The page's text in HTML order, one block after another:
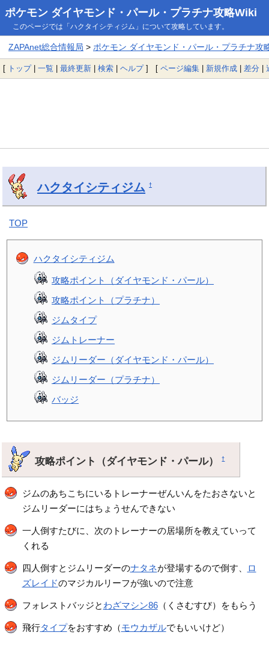
ポケモン ダイヤモンド・パール・プラチナ攻略Wiki
このページでは「ハクタイシティジム」について攻略しています。
ZAPAnet総合情報局 > ポケモン ダイヤモンド・パール・プラチナ攻
[ トップ| 一覧 | 最終更新 | 検索 | ヘルプ] [ ページ編集 | 新規作成 | 差分 |
ハクタイシティジム †
TOP
ハクタイシティジム
攻略ポイント（ダイヤモンド・パール）
攻略ポイント（プラチナ）
ジムタイプ
ジムトレーナー
ジムリーダー（ダイヤモンド・パール）
ジムリーダー（プラチナ）
バッジ
攻略ポイント（ダイヤモンド・パール）†
ジムのあちこちにいるトレーナーぜんいんをたおさないと
ジムリーダーにはちょうせんできない
一人倒すたびに、次のトレーナーの居場所を教えていって
くれる
四人倒すとジムリーダーのナタネが登場するので倒す、
ロ
ズレイドのマジカルリーフが強いので注意
フォレストバッジと わざマシン86（くさむすび）をもらう
飛行タイプをおすすめ（モウカザルでもいいけど）